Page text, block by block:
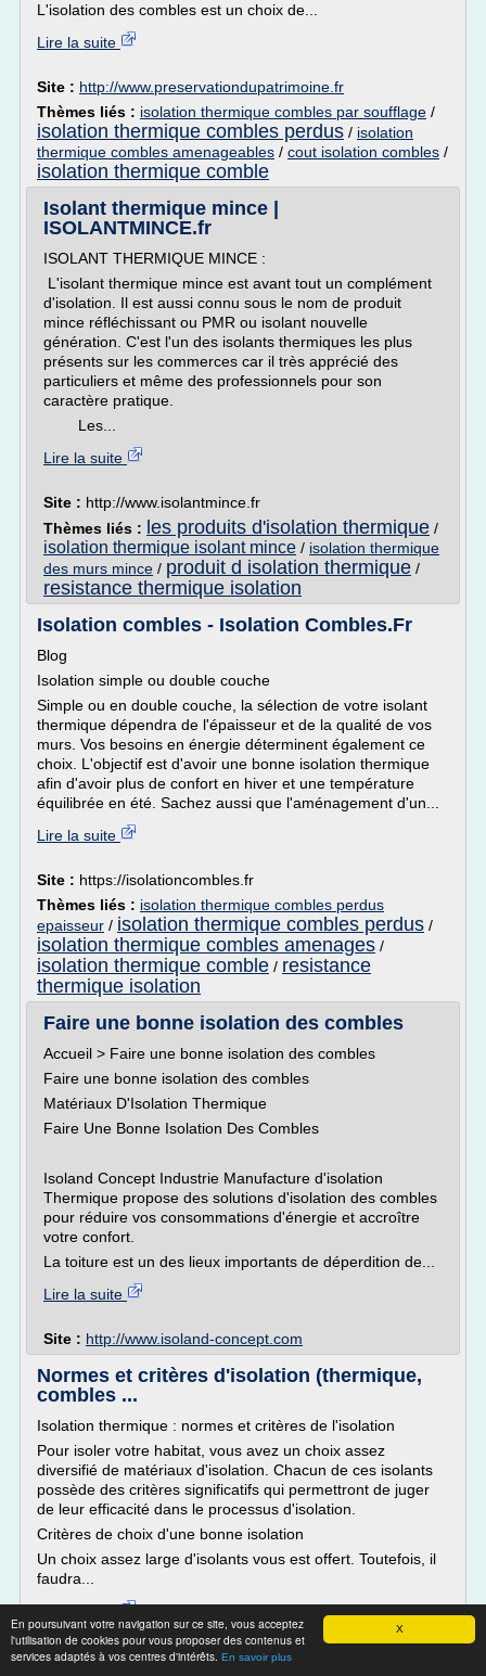
X
En poursuivant votre navigation sur ce site, vous acceptez
l'utilisation de cookies pour vous proposer des contenus et
services adaptés à vos centres d'intérêts. En savoir plus
L'isolation des combles est un choix de...
Lire la suite
Site : http://www.preservationdupatrimoine.fr
Thèmes liés : isolation thermique combles par soufflage /
isolation thermique combles perdus / isolation
thermique combles amenageables / cout isolation combles /
isolation thermique comble
Isolant thermique mince |
ISOLANTMINCE.fr
ISOLANT THERMIQUE MINCE :
L'isolant thermique mince est avant tout un complément
d'isolation. Il est aussi connu sous le nom de produit
mince réfléchissant ou PMR ou isolant nouvelle
génération. C'est l'un des isolants thermiques les plus
présents sur les commerces car il très apprécié des
particuliers et même des professionnels pour son
caractère pratique.
Les...
Lire la suite
Site : http://www.isolantmince.fr
Thèmes liés : les produits d'isolation thermique /
isolation thermique isolant mince / isolation thermique
des murs mince / produit d isolation thermique /
resistance thermique isolation
Isolation combles - Isolation Combles.Fr
Blog
Isolation simple ou double couche
Simple ou en double couche, la sélection de votre isolant
thermique dépendra de l'épaisseur et de la qualité de vos
murs. Vos besoins en énergie déterminent également ce
choix. L'objectif est d'avoir une bonne isolation thermique
afin d'avoir plus de confort en hiver et une température
équilibrée en été. Sachez aussi que l'aménagement d'un...
Lire la suite
Site : https://isolationcombles.fr
Thèmes liés : isolation thermique combles perdus
epaisseur / isolation thermique combles perdus /
isolation thermique combles amenages /
isolation thermique comble / resistance
thermique isolation
Faire une bonne isolation des combles
Accueil > Faire une bonne isolation des combles
Faire une bonne isolation des combles
Matériaux D'Isolation Thermique
Faire Une Bonne Isolation Des Combles
Isoland Concept Industrie Manufacture d'isolation
Thermique propose des solutions d'isolation des combles
pour réduire vos consommations d'énergie et accroître
votre confort.
La toiture est un des lieux importants de déperdition de...
Lire la suite
Site : http://www.isoland-concept.com
Normes et critères d'isolation (thermique,
combles ...
Isolation thermique : normes et critères de l'isolation
Pour isoler votre habitat, vous avez un choix assez
diversifié de matériaux d'isolation. Chacun de ces isolants
possède des critères significatifs qui permettront de juger
de leur efficacité dans le processus d'isolation.
Critères de choix d'une bonne isolation
Un choix assez large d'isolants vous est offert. Toutefois, il
faudra...
Site :https://stootie.com